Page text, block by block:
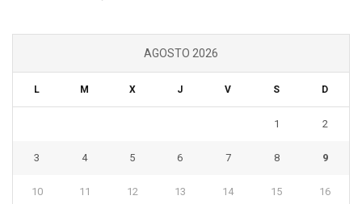
AGOSTO 2026
L M X J V S D
1 2
3 4 5 6 7 8 9
10 11 12 13 14 15 16